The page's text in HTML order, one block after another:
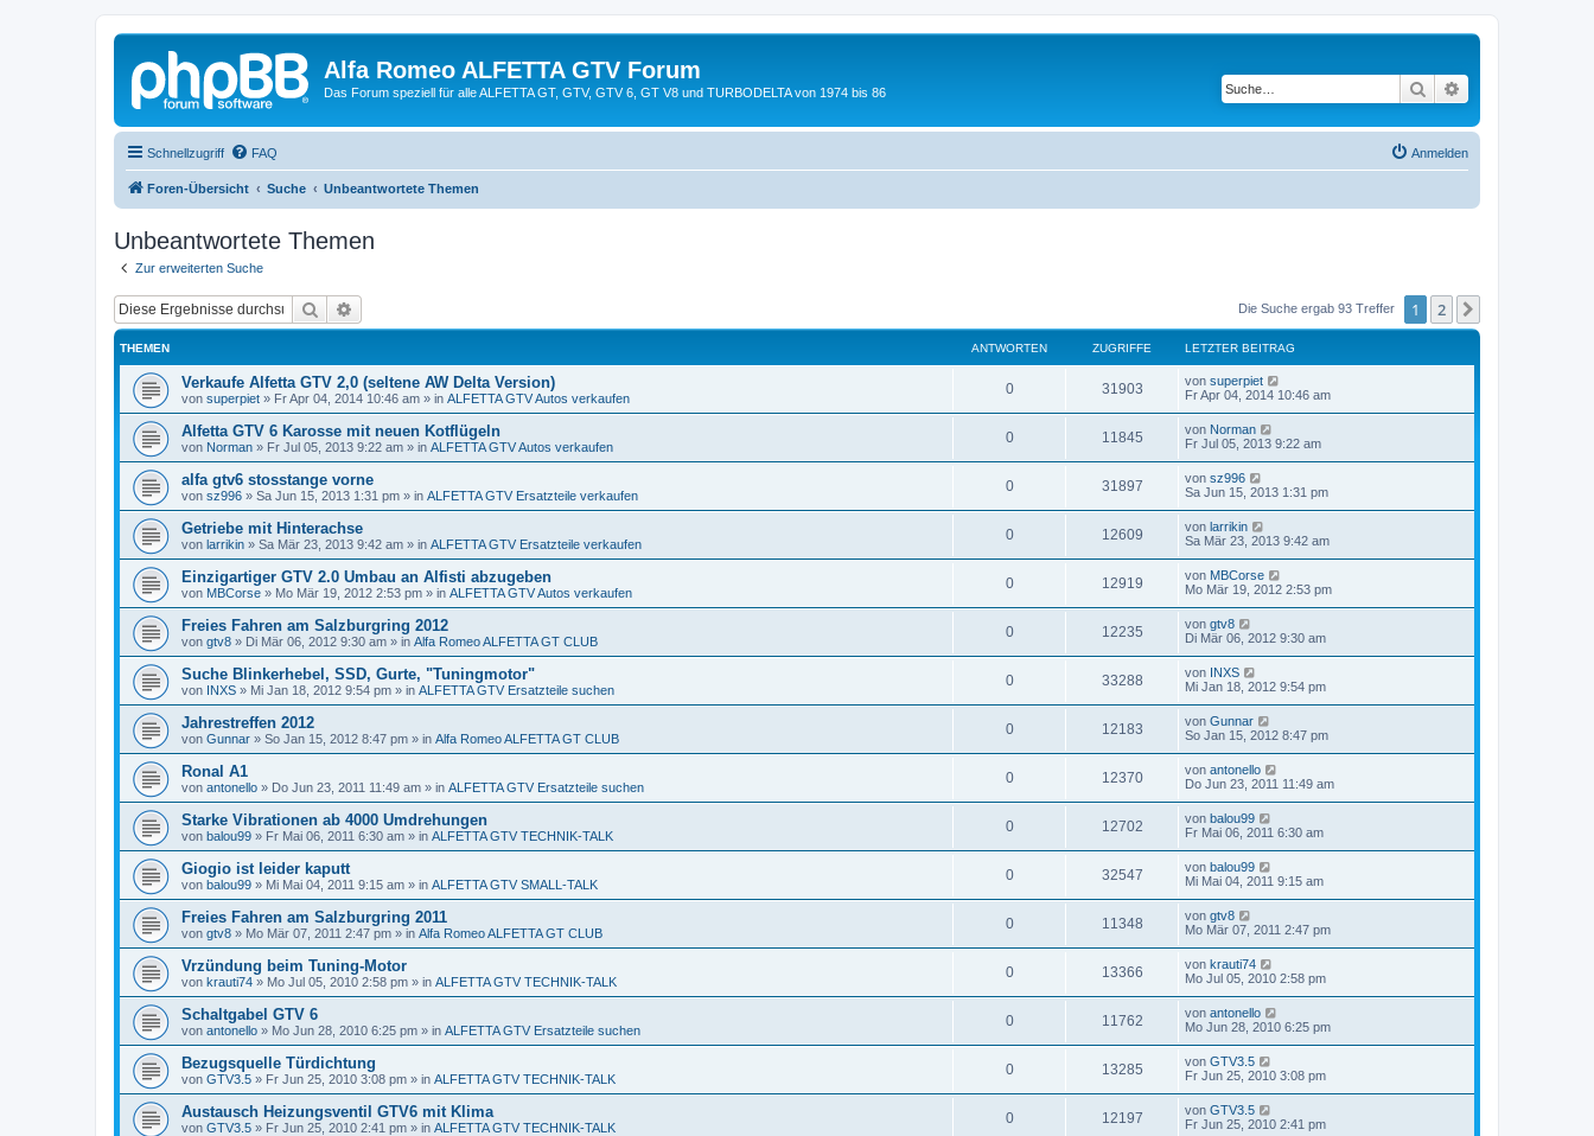
Alfa Romeo ALFETTA GTV Forum
Das Forum speziell für alle ALFETTA GT, GTV, GTV 6, GT V8 und TURBODELTA von 1974 bis 86 Suche
Schnellzugriff FAQ Anmelden
Foren-Übersicht Suche Unbeantwortete Themen
Unbeantwortete Themen
Zur erweiterten Suche
Suche Die Suche ergab 93 Treffer 1 2
THEMEN ANTWORTEN ZUGRIFFE LETZTER BEITRAG
Verkaufe Alfetta GTV 2,0 (seltene AW Delta Version)
von superpiet » Fr Apr 04, 2014 10:46 am » in ALFETTA GTV Autos verkaufen
0 31903 von superpiet
Fr Apr 04, 2014 10:46 am
Alfetta GTV 6 Karosse mit neuen Kotflügeln
von Norman » Fr Jul 05, 2013 9:22 am » in ALFETTA GTV Autos verkaufen
0 11845 von Norman
Fr Jul 05, 2013 9:22 am
alfa gtv6 stosstange vorne
von sz996 » Sa Jun 15, 2013 1:31 pm » in ALFETTA GTV Ersatzteile verkaufen
0 31897 von sz996
Sa Jun 15, 2013 1:31 pm
Getriebe mit Hinterachse
von larrikin » Sa Mär 23, 2013 9:42 am » in ALFETTA GTV Ersatzteile verkaufen
0 12609 von larrikin
Sa Mär 23, 2013 9:42 am
Einzigartiger GTV 2.0 Umbau an Alfisti abzugeben
von MBCorse » Mo Mär 19, 2012 2:53 pm » in ALFETTA GTV Autos verkaufen
0 12919 von MBCorse
Mo Mär 19, 2012 2:53 pm
Freies Fahren am Salzburgring 2012
von gtv8 » Di Mär 06, 2012 9:30 am » in Alfa Romeo ALFETTA GT CLUB
0 12235 von gtv8
Di Mär 06, 2012 9:30 am
Suche Blinkerhebel, SSD, Gurte, "Tuningmotor"
von INXS » Mi Jan 18, 2012 9:54 pm » in ALFETTA GTV Ersatzteile suchen
0 33288 von INXS
Mi Jan 18, 2012 9:54 pm
Jahrestreffen 2012
von Gunnar » So Jan 15, 2012 8:47 pm » in Alfa Romeo ALFETTA GT CLUB
0 12183 von Gunnar
So Jan 15, 2012 8:47 pm
Ronal A1
von antonello » Do Jun 23, 2011 11:49 am » in ALFETTA GTV Ersatzteile suchen
0 12370 von antonello
Do Jun 23, 2011 11:49 am
Starke Vibrationen ab 4000 Umdrehungen
von balou99 » Fr Mai 06, 2011 6:30 am » in ALFETTA GTV TECHNIK-TALK
0 12702 von balou99
Fr Mai 06, 2011 6:30 am
Giogio ist leider kaputt
von balou99 » Mi Mai 04, 2011 9:15 am » in ALFETTA GTV SMALL-TALK
0 32547 von balou99
Mi Mai 04, 2011 9:15 am
Freies Fahren am Salzburgring 2011
von gtv8 » Mo Mär 07, 2011 2:47 pm » in Alfa Romeo ALFETTA GT CLUB
0 11348 von gtv8
Mo Mär 07, 2011 2:47 pm
Vrzündung beim Tuning-Motor
von krauti74 » Mo Jul 05, 2010 2:58 pm » in ALFETTA GTV TECHNIK-TALK
0 13366 von krauti74
Mo Jul 05, 2010 2:58 pm
Schaltgabel GTV 6
von antonello » Mo Jun 28, 2010 6:25 pm » in ALFETTA GTV Ersatzteile suchen
0 11762 von antonello
Mo Jun 28, 2010 6:25 pm
Bezugsquelle Türdichtung
von GTV3.5 » Fr Jun 25, 2010 3:08 pm » in ALFETTA GTV TECHNIK-TALK
0 13285 von GTV3.5
Fr Jun 25, 2010 3:08 pm
Austausch Heizungsventil GTV6 mit Klima
von GTV3.5 » Fr Jun 25, 2010 2:41 pm » in ALFETTA GTV TECHNIK-TALK
0 12197 von GTV3.5
Fr Jun 25, 2010 2:41 pm